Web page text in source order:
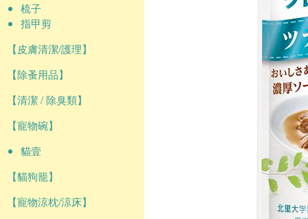
梳子
指甲剪
【皮膚清潔/護理】
【除蚤用品】
【清潔 / 除臭類】
【寵物碗】
貓壹
【貓狗籠】
【寵物涼枕/涼床】